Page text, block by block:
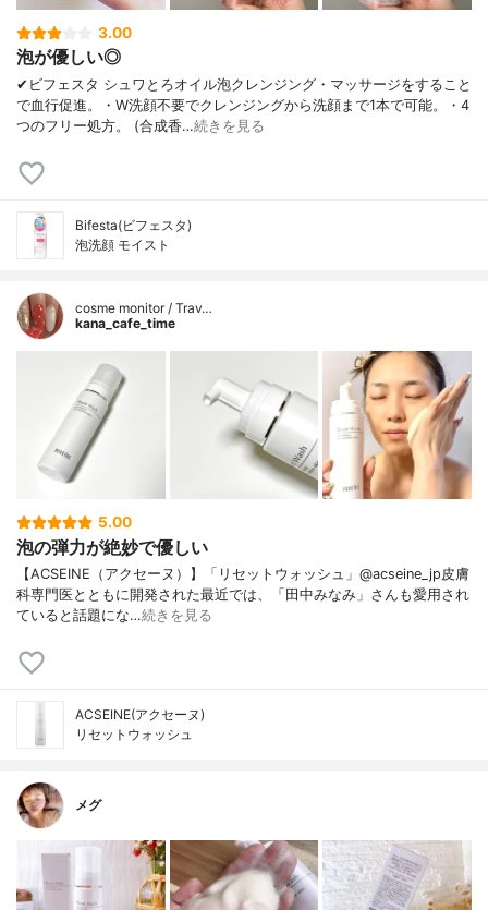
3.00
泡が優しい◎
✔︎ビフェスタ シュワとろオイル泡クレンジング・マッサージをすること
で血行促進。・W洗顔不要でクレンジングから洗顔まで1本で可能。・4
つのフリー処方。 (合成香…続きを見る
Bifesta(ビフェスタ)
泡洗顔 モイスト
cosme monitor / Trav…
kana_cafe_time
5.00
泡の弾力が絶妙で優しい
【ACSEINE（アクセーヌ）】「リセットウォッシュ」@acseine_jp皮膚
科専門医とともに開発された最近では、「田中みなみ」さんも愛用され
ていると話題にな…続きを見る
ACSEINE(アクセーヌ)
リセットウォッシュ
メグ